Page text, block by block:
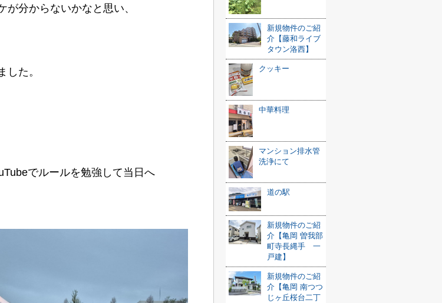
が分からないかなと思い、
した。
でルールを勉強して当日へ
新規物件のご紹
介【藤和ライブ
タウン洛西】
クッキー
中華料理
マンション排水管
洗浄にて
道の駅
新規物件のご紹
介【亀岡 曽我部
町寺長縄手 一
戸建】
新規物件のご紹
介【亀岡 南つつ
じヶ丘桜台二丁